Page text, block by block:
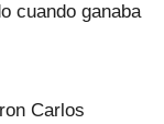
cuando ganaba
Carlos